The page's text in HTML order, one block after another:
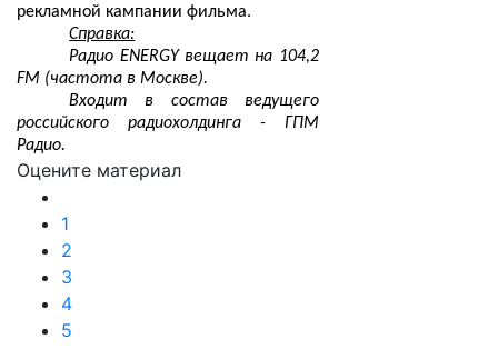
рекламной кампании фильма.
Справка:
Радио ENERGY вещает на 104,2
FM (частота в Москве).
Входит в состав ведущего
российского радиохолдинга - ГПМ
Радио.
Оцените материал
1
2
3
4
5